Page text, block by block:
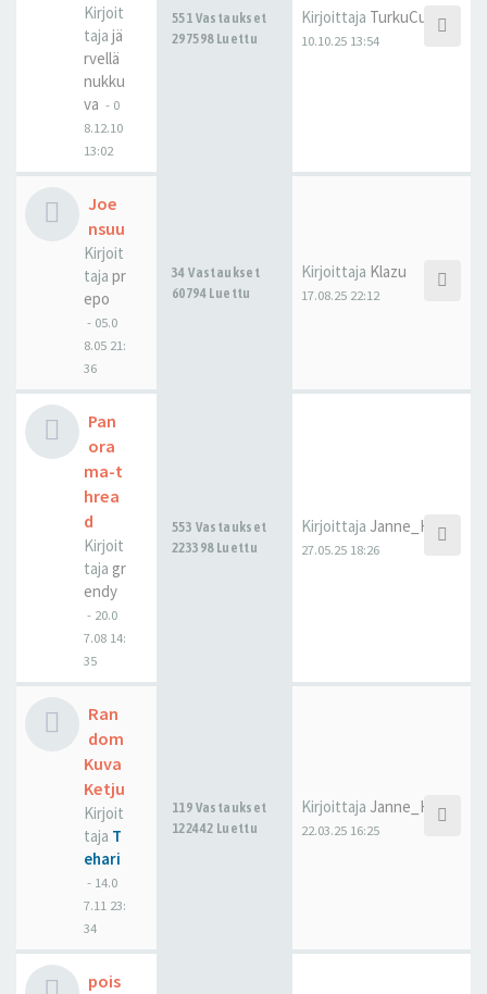
Kirjoit
taja jä
rvellä
nukku
va - 0
8.12.10
13:02
551 Vastaukset
297598 Luettu
Kirjoittaja TurkuCubed
10.10.25 13:54
Joe
nsuu
Kirjoit
taja pr
epo
- 05.0
8.05 21:
36
34 Vastaukset
60794 Luettu
Kirjoittaja Klazu
17.08.25 22:12
Pan
ora
ma-t
hrea
d
Kirjoit
taja gr
endy
- 20.0
7.08 14:
35
553 Vastaukset
223398 Luettu
Kirjoittaja Janne_H
27.05.25 18:26
Ran
dom
Kuva
Ketju
Kirjoit
taja T
ehari
- 14.0
7.11 23:
34
119 Vastaukset
122442 Luettu
Kirjoittaja Janne_H
22.03.25 16:25
pois